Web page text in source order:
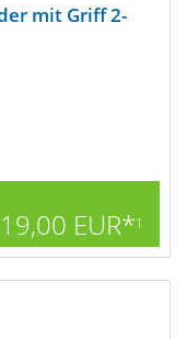
mit Griff 2-
19,00 EUR*1